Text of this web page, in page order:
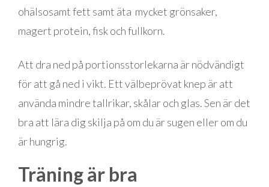
ohälsosamt fett samt äta mycket grönsaker,
magert protein, fisk och fullkorn.
Att dra ned på portionsstorlekarna är nödvändigt
för att gå ned i vikt. Ett välbeprövat knep är att
använda mindre tallrikar, skålar och glas. Sen är det
bra att lära dig skilja på om du är sugen eller om du
är hungrig.
Träning är bra